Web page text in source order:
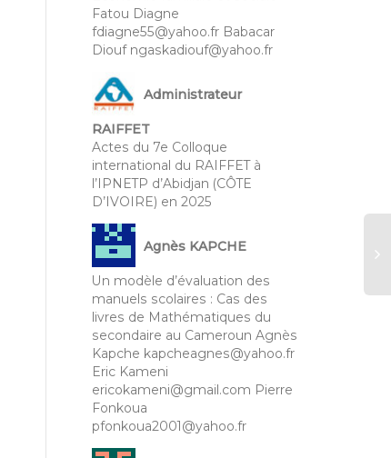
Fatou Diagne
fdiagne55@yahoo.fr Babacar
Diouf ngaskadiouf@yahoo.fr
Administrateur
RAIFFET
Actes du 7e Colloque
international du RAIFFET à
l’IPNETP d’Abidjan (CÔTE
D’IVOIRE) en 2025
Agnès KAPCHE
Un modèle d’évaluation des
manuels scolaires : Cas des
livres de Mathématiques du
secondaire au Cameroun Agnès
Kapche kapcheagnes@yahoo.fr
Eric Kameni
ericokameni@gmail.com Pierre
Fonkoua
pfonkoua2001@yahoo.fr